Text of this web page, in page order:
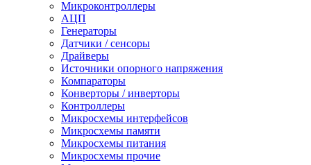
Микроконтроллеры
АЦП
Генераторы
Датчики / сенсоры
Драйверы
Источники опорного напряжения
Компараторы
Конверторы / инверторы
Контроллеры
Микросхемы интерфейсов
Микросхемы памяти
Микросхемы питания
Микросхемы прочие